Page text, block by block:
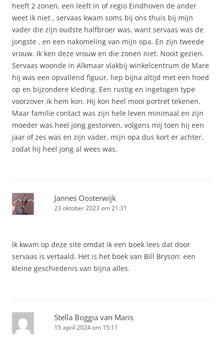
heeft 2 zonen, een leeft in of regio Eindhoven de ander
weet ik niet , servaas kwam soms bij ons thuis bij mijn
vader die zijn oudste halfbroer was, want servaas was de
jongste , en een nakomeling van mijn opa. En zijn tweede
vrouw. Ik ken deze vrouw en die zonen niet. Nooit gezien.
Servaas woonde in Alkmaar vlakbij winkelcentrum de Mare
hij was een opvallend figuur, liep bijna altijd met een hoed
op en bijzondere kleding. Een rustig en ingetogen type
voorzover ik hem kon. Hij kon heel mooi portret tekenen.
Maar familie contact was zijn hele leven minimaal en zijn
moeder was heel jong gestorven, volgens mij toen hij een
jaar of zes was en zijn vader, mijn opa dus kort er achter,
zodat hij heel jong al wees was.
Jannes Oosterwijk
23 oktober 2023 om 21:31
Ik kwam op deze site omdat ik een boek lees dat door
servaas is vertaald. Het is het boek van Bill Bryson: een
kleine geschiedenis van bijna alles.
Stella Boggia van Maris
15 april 2024 om 15:11